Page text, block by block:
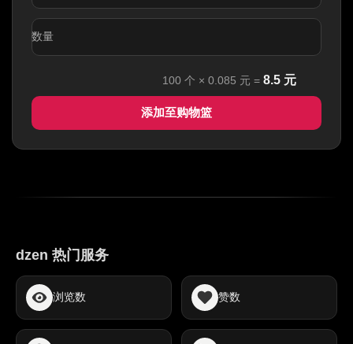
数量
100 个 × 0.085 元 = 8.5 元
添加至购物篮
dzen 热门服务
浏览数 赞数